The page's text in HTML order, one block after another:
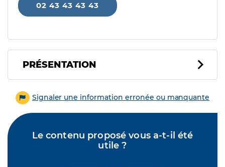
02 43 43 43 43
PRÉSENTATION
Signaler une information erronée ou manquante
Le contenu proposé vous a-t-il été
utile ?